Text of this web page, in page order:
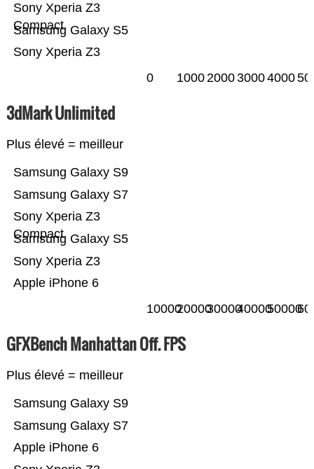
Sony Xperia Z3
Samsung Galaxy S5
Sony Xperia Z3
Compact
0 1000200030004000
3dMark Unlimited
Plus élevé = meilleur
Apple iPhone 6
Sony Xperia Z3
Samsung Galaxy S5
Sony Xperia Z3
Compact
Samsung Galaxy S7
Samsung Galaxy S9
1000020000300004000050000
GFXBench Manhattan Off. FPS
Plus élevé = meilleur
Apple iPhone 6
Samsung Galaxy S7
Samsung Galaxy S9